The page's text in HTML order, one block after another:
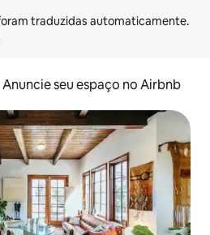
Anuncie seu espaço no Airbnb